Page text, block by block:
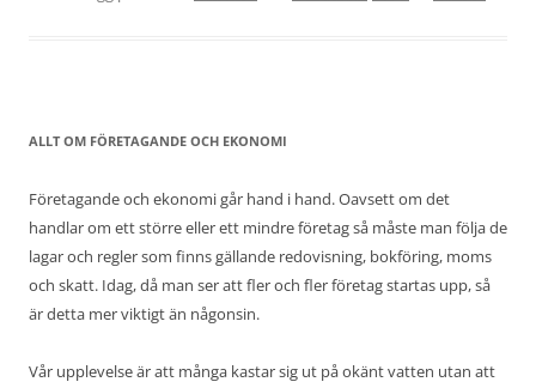
ALLT OM FÖRETAGANDE OCH EKONOMI
Företagande och ekonomi går hand i hand. Oavsett om det
handlar om ett större eller ett mindre företag så måste man följa de
lagar och regler som finns gällande redovisning, bokföring, moms
och skatt. Idag, då man ser att fler och fler företag startas upp, så
är detta mer viktigt än någonsin.
Vår upplevelse är att många kastar sig ut på okänt vatten utan att